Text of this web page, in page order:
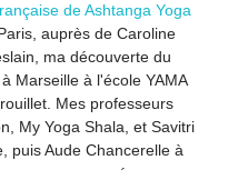
de Ashtanga Yoga
auprès de Caroline
ma découverte du
Marseille à l'école YAMA
Mes professeurs
My Yoga Shala, et Savitri
puis Aude Chancerelle à